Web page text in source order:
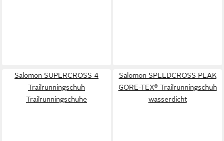
Salomon SUPERCROSS 4
Trailrunningschuh
Trailrunningschuhe
Salomon SPEEDCROSS PEAK
GORE-TEX® Trailrunningschuh
wasserdicht